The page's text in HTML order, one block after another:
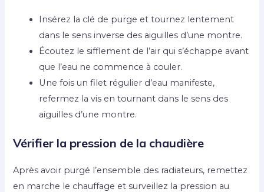
Insérez la clé de purge et tournez lentement
dans le sens inverse des aiguilles d’une montre.
Écoutez le sifflement de l’air qui s’échappe avant
que l’eau ne commence à couler.
Une fois un filet régulier d’eau manifeste,
refermez la vis en tournant dans le sens des
aiguilles d’une montre.
Vérifier la pression de la chaudière
Après avoir purgé l’ensemble des radiateurs, remettez
en marche le chauffage et surveillez la pression au